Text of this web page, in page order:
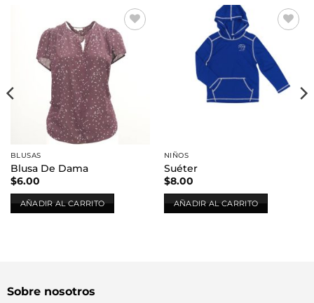
Añadir
a la
lista de
BLUSAS
Blusa De Dama
$6.00
AÑADIR AL CARRITO
lista de
deseos
NIÑOS
Suéter
$8.00
AÑADIR AL CARRITO
Sobre nosotros